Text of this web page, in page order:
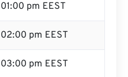
01:00 pm EEST
02:00 pm EEST
03:00 pm EEST